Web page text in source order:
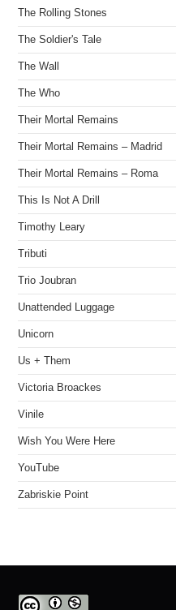
The Rolling Stones
The Soldier's Tale
The Wall
The Who
Their Mortal Remains
Their Mortal Remains – Madrid
Their Mortal Remains – Roma
This Is Not A Drill
Timothy Leary
Tributi
Trio Joubran
Unattended Luggage
Unicorn
Us + Them
Victoria Broackes
Vinile
Wish You Were Here
YouTube
Zabriskie Point